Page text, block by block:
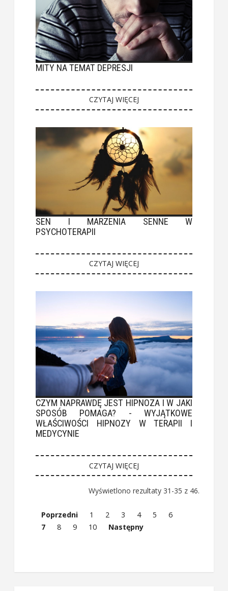
MITY NA TEMAT DEPRESJI
CZYTAJ WIĘCEJ
SEN I MARZENIA SENNE W
PSYCHOTERAPII
CZYTAJ WIĘCEJ
CZYM NAPRAWDĘ JEST HIPNOZA I W JAKI
SPOSÓB POMAGA? - WYJĄTKOWE
WŁAŚCIWOŚCI HIPNOZY W TERAPII I
MEDYCYNIE
CZYTAJ WIĘCEJ
Wyświetlono rezultaty 31-35 z 46.
Poprzedni 1 2 3 4 5
6
7
8 9 10 Następny